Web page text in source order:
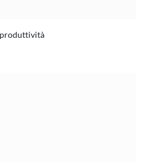
produttività